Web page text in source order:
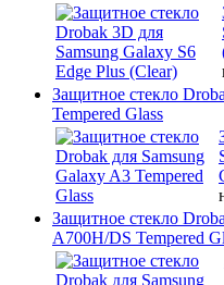
Защитное стекло
Tempered Glass
Защитное стекло
A700H/DS Tempered